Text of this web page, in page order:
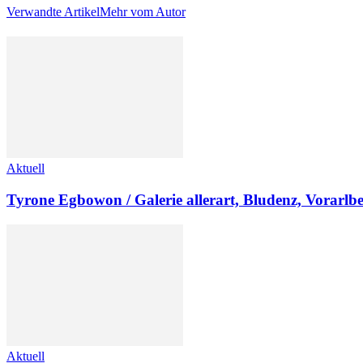
Verwandte ArtikelMehr vom Autor
Aktuell
Tyrone Egbowon / Galerie allerart, Bludenz,
Aktuell